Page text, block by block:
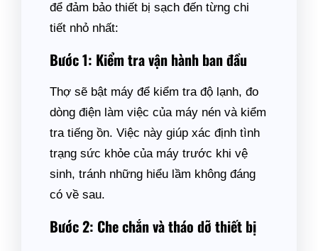
để đảm bảo thiết bị sạch đến từng chi
tiết nhỏ nhất:
Bước 1: Kiểm tra vận hành ban đầu
Thợ sẽ bật máy để kiểm tra độ lạnh, đo
dòng điện làm việc của máy nén và kiểm
tra tiếng ồn. Việc này giúp xác định tình
trạng sức khỏe của máy trước khi vệ
sinh, tránh những hiểu lầm không đáng
có về sau.
Bước 2: Che chắn và tháo dỡ thiết bị